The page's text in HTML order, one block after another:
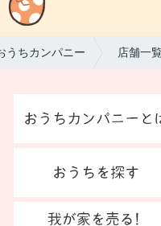
うちカンパニー 店舗一